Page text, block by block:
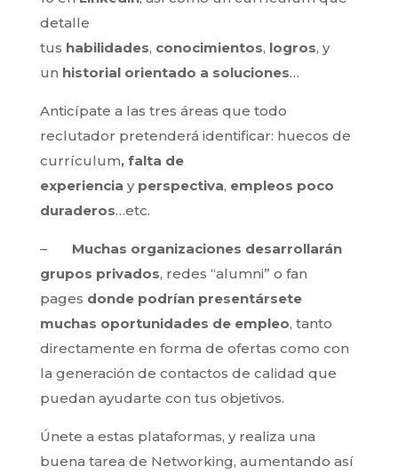
detalle
tus habilidades, conocimientos, logros, y
un historial orientado a soluciones…
Anticípate a las tres áreas que todo
reclutador pretenderá identificar: huecos de
currículum, falta de
experiencia y perspectiva, empleos poco
duraderos…etc.
– Muchas organizaciones desarrollarán
grupos privados, redes “alumni” o fan
pages donde podrían presentársete
muchas oportunidades de empleo, tanto
directamente en forma de ofertas como con
la generación de contactos de calidad que
puedan ayudarte con tus objetivos.
Únete a estas plataformas, y realiza una
buena tarea de Networking, aumentando así